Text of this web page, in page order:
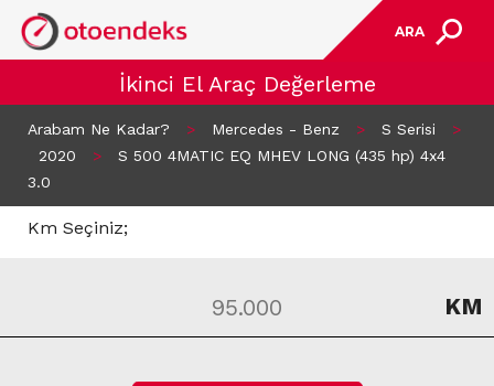
ARA
İkinci El Araç Değerleme
Arabam Ne Kadar? > Mercedes - Benz > S Serisi
>
2020
>
S 500 4MATIC EQ MHEV LONG (435 hp) 4x4
3.0
Km Seçiniz;
KM